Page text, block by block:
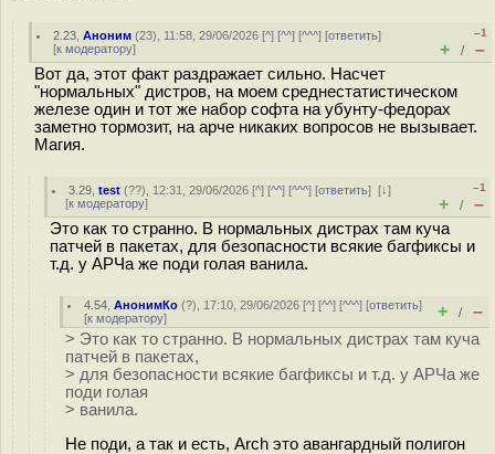
2.23 ,Аноним (23), 11:58, 29/06/2026 [^] [^^] [^^^] [ответить]
[к модератору]
–1
+ / –
Вот да, этот факт раздражает сильно. Насчет
"нормальных" дистров, на моем среднестатистическом
железе один и тот же набор софта на убунту-федорах
заметно тормозит, на арче никаких вопросов не вызывает.
Магия.
3.29 ,test (??), 12:31, 29/06/2026 [^] [^^] [^^^] [ответить][↓]
[к модератору]
–1
+ / –
Это как то странно. В нормальных дистрах там куча
патчей в пакетах, для безопасности всякие багфиксы и
т.д. у АРЧа же поди голая ванила.
4.54 ,АнонимКо (?), 17:10, 29/06/2026 [^] [^^] [^^^] [ответить]
[к модератору] + / –
> Это как то странно. В нормальных дистрах там куча
патчей в пакетах,
> для безопасности всякие багфиксы и т.д. у АРЧа же
поди голая
> ванила.
Не поди, а так и есть, Arch это авангардный полигон